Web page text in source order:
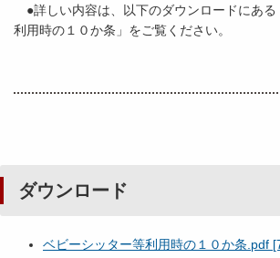
●詳しい内容は、以下のダウンロードにある
利用時の１０か条」をご覧ください。
ダウンロード
ベビーシッター等利用時の１０か条.pdf